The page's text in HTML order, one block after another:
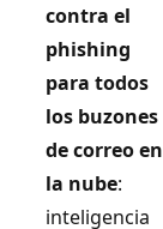
contra el
phishing
para todos
los buzones
de correo en
la nube:
inteligencia